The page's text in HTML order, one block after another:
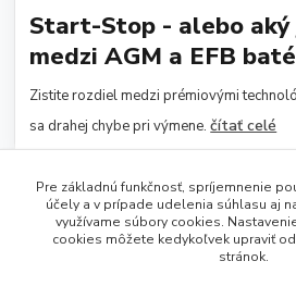
Start-Stop - alebo
medzi AGM a EFB
Zistite rozdiel medzi prémiovými
sa drahej chybe pri výmene.čítať celé
Pre základnú funkčnosť, spríjemnenie
účely a v prípade udelenia súhlasu aj
využívame súbory cookies.
cookies môžete kedykoľvek upraviť
stránok.